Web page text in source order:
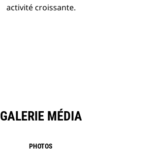
activité croissante.
GALERIE MÉDIA
PHOTOS